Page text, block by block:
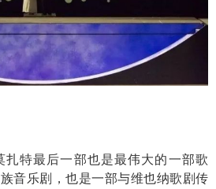
特最后一部也是最伟大的一部歌
音乐剧，也是一部与维也纳歌剧传